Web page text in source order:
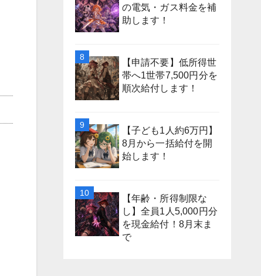
の電気・ガス料金を補
助します！
【申請不要】低所得世
帯へ1世帯7,500円分を
順次給付します！
【子ども1人約6万円】
8月から一括給付を開
始します！
【年齢・所得制限な
し】全員1人5,000円分
を現金給付！8月末ま
で